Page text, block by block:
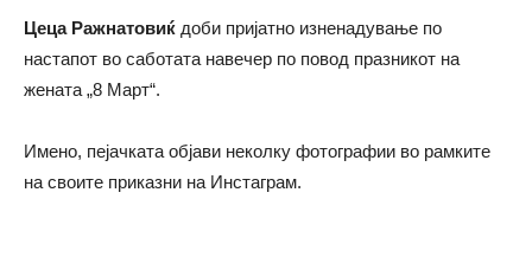
Цеца Ражнатовиќ доби пријатно изненадување по
настапот во саботата навечер по повод празникот на
жената „8 Март“.
Имено, пејачката објави неколку фотографии во рамките
на своите приказни на Инстаграм.